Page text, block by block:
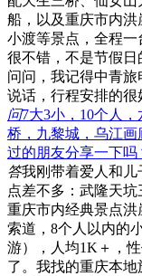
船，以及重庆市内
小渡等景点，全程
很不错，不是节假
问问，我记得中青旅
说话，行程安排的很
问7大3小，10个人
桥，九黎城，乌江
过的朋友分享一下吗
答我刚带着爱人和
点差不多：武隆天
重庆市内经典景点
索道，8个人以内的
游），人均1K＋，
了。我找的重庆本